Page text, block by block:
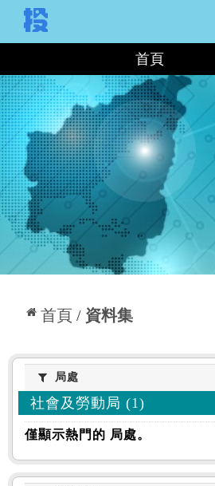
首頁
首頁 資料集
:::
局處局處
社會及勞動局 (1)
僅顯示熱門的 局處。